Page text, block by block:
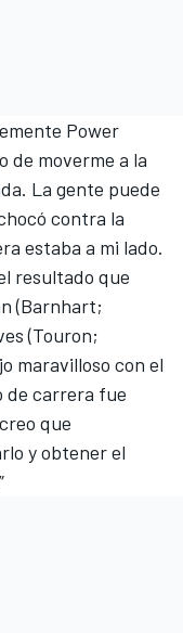
Power
de moverme a la
La gente puede
contra la
estaba a mi lado.
resultado que
(Barnhart;
(Touron;
maravilloso con el
de carrera fue
que
y obtener el